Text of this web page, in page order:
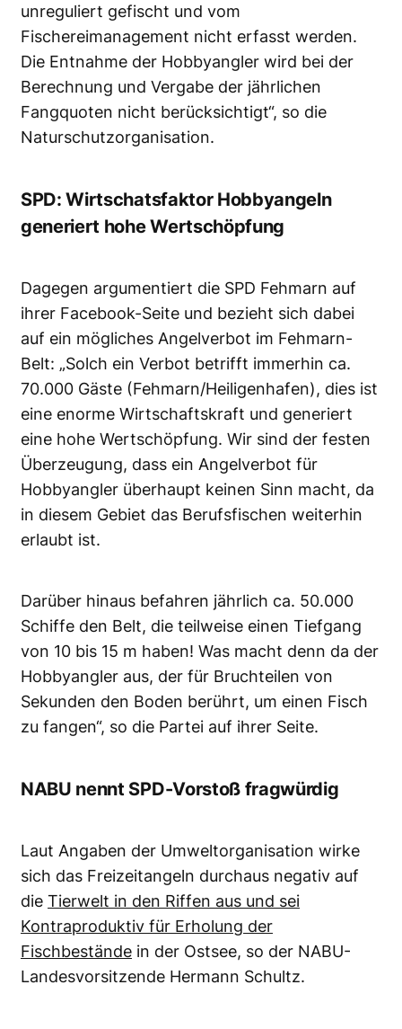
unreguliert gefischt und vom
Fischereimanagement nicht erfasst werden.
Die Entnahme der Hobbyangler wird bei der
Berechnung und Vergabe der jährlichen
Fangquoten nicht berücksichtigt“, so die
Naturschutzorganisation.
SPD: Wirtschatsfaktor Hobbyangeln
generiert hohe Wertschöpfung
Dagegen argumentiert die SPD Fehmarn auf
ihrer Facebook-Seite und bezieht sich dabei
auf ein mögliches Angelverbot im Fehmarn-
Belt: „Solch ein Verbot betrifft immerhin ca.
70.000 Gäste (Fehmarn/Heiligenhafen), dies ist
eine enorme Wirtschaftskraft und generiert
eine hohe Wertschöpfung. Wir sind der festen
Überzeugung, dass ein Angelverbot für
Hobbyangler überhaupt keinen Sinn macht, da
in diesem Gebiet das Berufsfischen weiterhin
erlaubt ist.
Darüber hinaus befahren jährlich ca. 50.000
Schiffe den Belt, die teilweise einen Tiefgang
von 10 bis 15 m haben! Was macht denn da der
Hobbyangler aus, der für Bruchteilen von
Sekunden den Boden berührt, um einen Fisch
zu fangen“, so die Partei auf ihrer Seite.
NABU nennt SPD-Vorstoß fragwürdig
Laut Angaben der Umweltorganisation wirke
sich das Freizeitangeln durchaus negativ auf
die Tierwelt in den Riffen aus und sei
Kontraproduktiv für Erholung der
Fischbestände in der Ostsee, so der NABU-
Landesvorsitzende Hermann Schultz.